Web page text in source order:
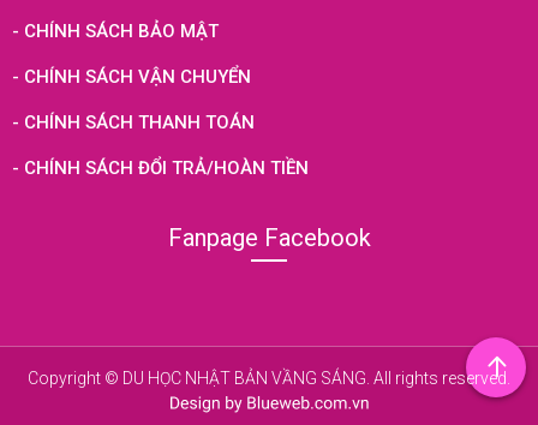
- CHÍNH SÁCH BẢO MẬT
- CHÍNH SÁCH VẬN CHUYỂN
- CHÍNH SÁCH THANH TOÁN
- CHÍNH SÁCH ĐỔI TRẢ/HOÀN TIỀN
Fanpage Facebook
Copyright © DU HỌC NHẬT BẢN VẦNG SÁNG. All rights reserved.